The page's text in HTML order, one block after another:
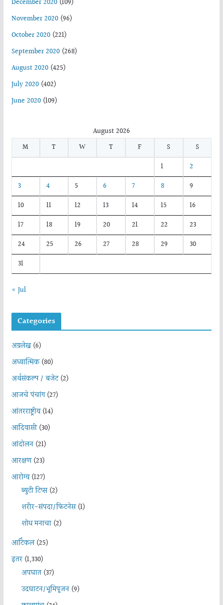
December 2020(109)
November 2020(96)
October 2020(221)
September 2020(268)
August 2020(425)
July 2020(402)
June 2020(109)
August 2026
M
T W T F S
S
1
2
3
4 5 6 7 8
9
10
11 12 13 14 15
16
17
18 19 20 21 22
23
24
25 26 27 28 29
30
31
« Jul
Categories
अग्रलेख(6)
अध्यात्मिक(80)
अर्थसंकल्प / बजेट(2)
आजचे पंचांग(27)
आंतरराष्ट्रीय(14)
आदिवासी(30)
आंदोलन(21)
आरक्षण(23)
आरोग्य(127)
ब्युटी टिप्स(2)
शरीर-संपदा/फिटनेस(1)
शोध मनाचा(2)
आर्टिकल(25)
इतर(1,330)
अपघात(37)
उदघाटन/भूमिपूजन(9)